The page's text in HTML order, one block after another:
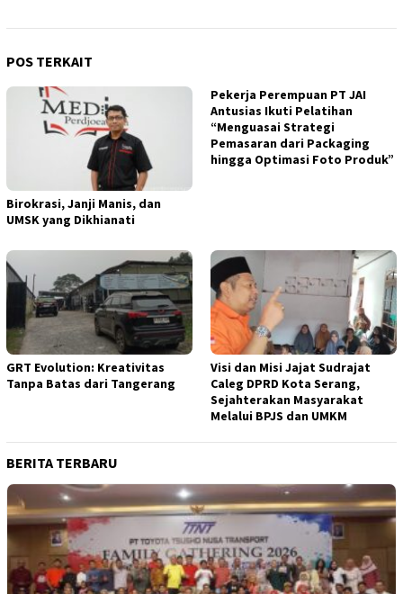
POS TERKAIT
Birokrasi, Janji Manis, dan
UMSK yang Dikhianati
Pekerja Perempuan PT JAI
Antusias Ikuti Pelatihan
“Menguasai Strategi
Pemasaran dari Packaging
hingga Optimasi Foto Produk”
GRT Evolution: Kreativitas
Tanpa Batas dari Tangerang
Visi dan Misi Jajat Sudrajat
Caleg DPRD Kota Serang,
Sejahterakan Masyarakat
Melalui BPJS dan UMKM
BERITA TERBARU